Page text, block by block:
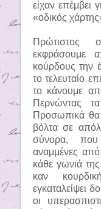
είχαν επέμβει
«οδικός
Πρώτιστος
εκφράσουμε
κούρδους την
το τελευταίο
το κάνουμε
Περνώντας
Προσωπικά θα
βόλτα σε
σύνορα, που
αναμμένες από
κάθε γωνιά
καν
εγκαταλείψει
οι